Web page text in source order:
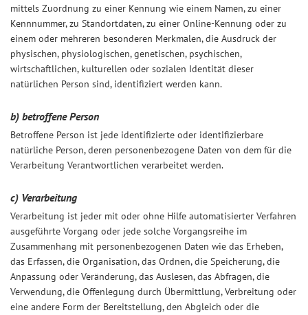
mittels Zuordnung zu einer Kennung wie einem Namen, zu einer
Kennnummer, zu Standortdaten, zu einer Online-Kennung oder zu
einem oder mehreren besonderen Merkmalen, die Ausdruck der
physischen, physiologischen, genetischen, psychischen,
wirtschaftlichen, kulturellen oder sozialen Identität dieser
natürlichen Person sind, identifiziert werden kann.
b) betroffene Person
Betroffene Person ist jede identifizierte oder identifizierbare
natürliche Person, deren personenbezogene Daten von dem für die
Verarbeitung Verantwortlichen verarbeitet werden.
c) Verarbeitung
Verarbeitung ist jeder mit oder ohne Hilfe automatisierter Verfahren
ausgeführte Vorgang oder jede solche Vorgangsreihe im
Zusammenhang mit personenbezogenen Daten wie das Erheben,
das Erfassen, die Organisation, das Ordnen, die Speicherung, die
Anpassung oder Veränderung, das Auslesen, das Abfragen, die
Verwendung, die Offenlegung durch Übermittlung, Verbreitung oder
eine andere Form der Bereitstellung, den Abgleich oder die